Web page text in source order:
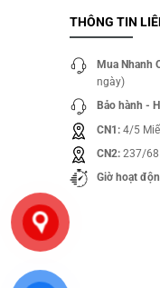
THÔNG TIN
Mua Nhanh
ngày)
Bảo hành -
CN1: 4/5
CN2: 237/68
Giờ hoạt